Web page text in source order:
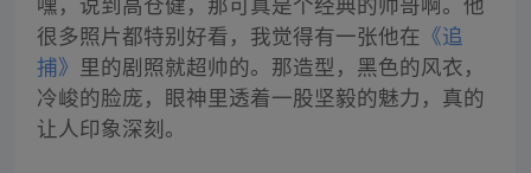
很多照片都特别好看，我觉得有一张他在 《追
捕》 里的剧照就超帅的。那造型，黑色的风衣，
冷峻的脸庞，眼神里透着一股坚毅的魅力，真的
让人印象深刻。